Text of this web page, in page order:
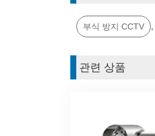
부식 방지 CCTV ,
관련 상품